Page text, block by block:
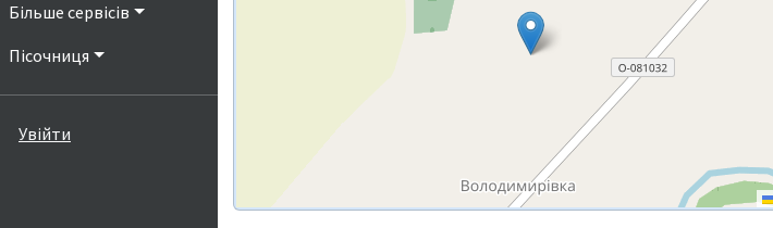
Більше сервісів
Пісочниця
Увійти